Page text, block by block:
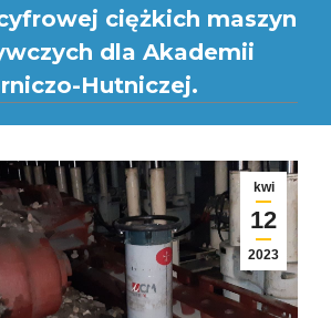
ciężkich maszyn
dla Akademii
Hutniczej.
kwi
12
2023